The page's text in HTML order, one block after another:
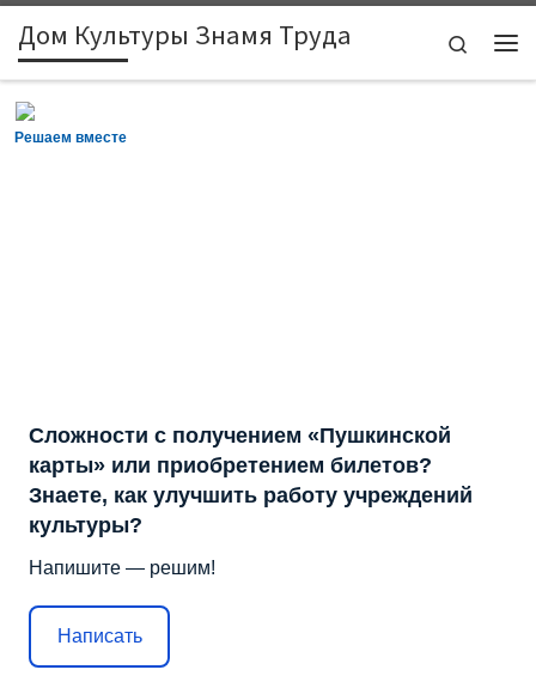
Skip to content
Дом Культуры Знамя Труда
Search
Решаем вместе
Сложности с получением «Пушкинской
карты» или приобретением билетов?
Знаете, как улучшить работу учреждений
культуры?
Напишите — решим!
Написать